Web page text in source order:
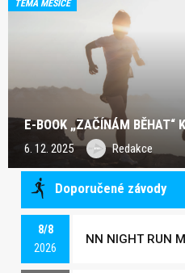
TÉMA MĚSÍCE
E-BOOK „ZAČÍNÁM BĚHAT“
6. 12. 2025 Redakce
Doporučené závody
8/8
2026
NN NIGHT RUN